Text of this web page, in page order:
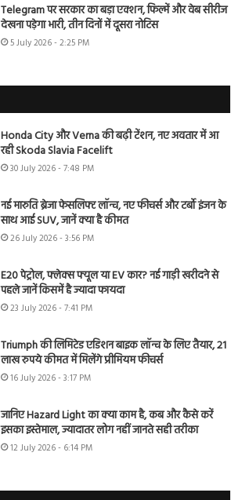
Telegram पर सरकार का बड़ा एक्शन, फिल्में और वेब सीरीज
देखना पड़ेगा भारी, तीन दिनों में दूसरा नोटिस
5 July 2026 - 2:25 PM
Honda City और Verna की बढ़ी टेंशन, नए अवतार में आ
रही Skoda Slavia Facelift
30 July 2026 - 7:48 PM
नई मारुति ब्रेजा फेसलिफ्ट लॉन्च, नए फीचर्स और टर्बो इंजन के
साथ आई SUV, जानें क्या है कीमत
26 July 2026 - 3:56 PM
E20 पेट्रोल, फ्लेक्स फ्यूल या EV कार? नई गाड़ी खरीदने से
पहले जानें किसमें है ज्यादा फायदा
23 July 2026 - 7:41 PM
Triumph की लिमिटेड एडिशन बाइक लॉन्च के लिए तैयार, 21
लाख रुपये कीमत में मिलेंगे प्रीमियम फीचर्स
16 July 2026 - 3:17 PM
जानिए Hazard Light का क्या काम है, कब और कैसे करें
इसका इस्तेमाल, ज्यादातर लोग नहीं जानते सही तरीका
12 July 2026 - 6:14 PM